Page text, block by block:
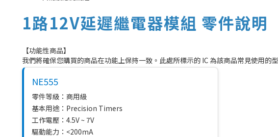
1路12V延遲繼電器模組 零件說明
【功能性商品】
我們將確保您購買的商品在功能上保持一致。此處所標示的 IC 為該商品常見使用
NE555
零件等級：商用級
基本用途：Precision Timers
工作電壓：4.5V ~ 7V
驅動能力：<200mA